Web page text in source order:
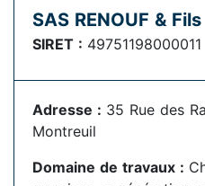
SAS RENOUF & Fils
SIRET : 49751198000011
Adresse : 35 Rue des
Montreuil
Domaine de travaux :